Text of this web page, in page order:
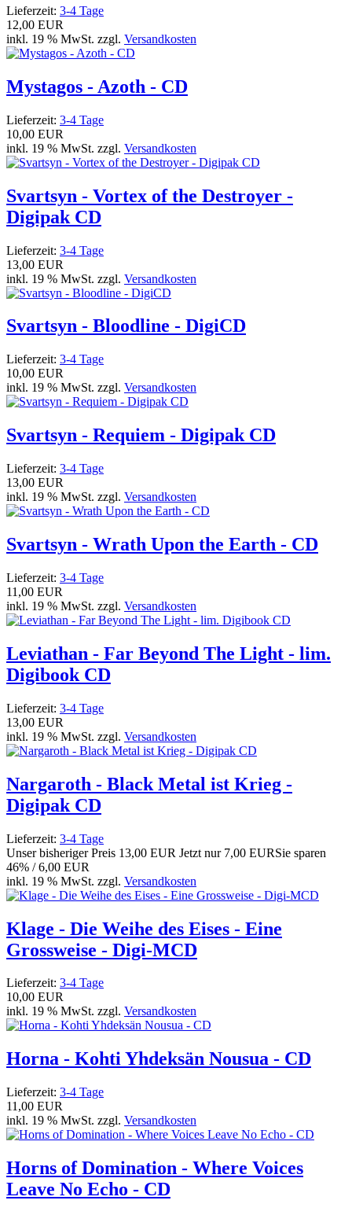
Lieferzeit: 3-4 Tage
12,00 EUR
inkl. 19 % MwSt. zzgl. Versandkosten
Mystagos - Azoth - CD
Lieferzeit: 3-4 Tage
10,00 EUR
inkl. 19 % MwSt. zzgl. Versandkosten
Svartsyn - Vortex of the Destroyer -
Digipak CD
Lieferzeit: 3-4 Tage
13,00 EUR
inkl. 19 % MwSt. zzgl. Versandkosten
Svartsyn - Bloodline - DigiCD
Lieferzeit: 3-4 Tage
10,00 EUR
inkl. 19 % MwSt. zzgl. Versandkosten
Svartsyn - Requiem - Digipak CD
Lieferzeit: 3-4 Tage
13,00 EUR
inkl. 19 % MwSt. zzgl. Versandkosten
Svartsyn - Wrath Upon the Earth - CD
Lieferzeit: 3-4 Tage
11,00 EUR
inkl. 19 % MwSt. zzgl. Versandkosten
Leviathan - Far Beyond The Light - lim.
Digibook CD
Lieferzeit: 3-4 Tage
13,00 EUR
inkl. 19 % MwSt. zzgl. Versandkosten
Nargaroth - Black Metal ist Krieg -
Digipak CD
Lieferzeit: 3-4 Tage
Unser bisheriger Preis 13,00 EUR Jetzt nur 7,00 EURSie sparen
46% / 6,00 EUR
inkl. 19 % MwSt. zzgl. Versandkosten
Klage - Die Weihe des Eises - Eine
Grossweise - Digi-MCD
Lieferzeit: 3-4 Tage
10,00 EUR
inkl. 19 % MwSt. zzgl. Versandkosten
Horna - Kohti Yhdeksän Nousua - CD
Lieferzeit: 3-4 Tage
11,00 EUR
inkl. 19 % MwSt. zzgl. Versandkosten
Horns of Domination - Where Voices
Leave No Echo - CD